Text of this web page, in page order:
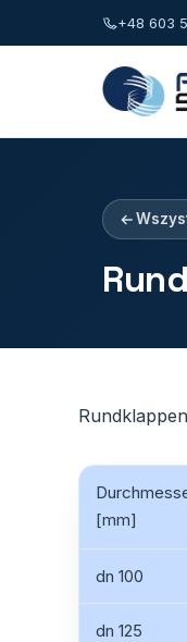
+48 603
[mm]
dn 100
dn 125